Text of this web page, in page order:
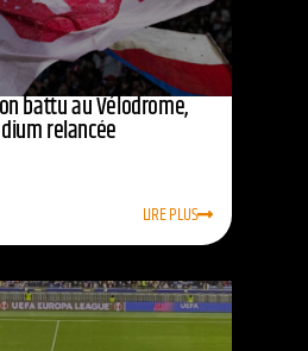
battu au Vélodrome,
relancée
LIRE PLUS